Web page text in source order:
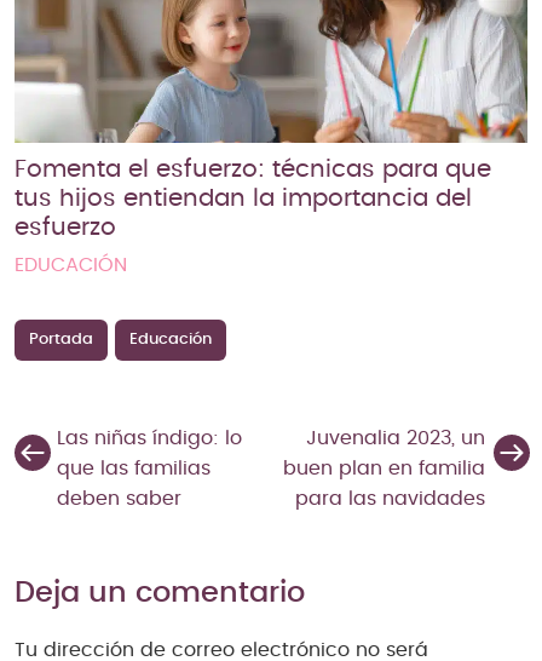
Fomenta el esfuerzo: técnicas para que
tus hijos entiendan la importancia del
esfuerzo
EDUCACIÓN
Portada Educación
Las niñas índigo: lo
que las familias
deben saber
Juvenalia 2023, un
buen plan en familia
para las navidades
Deja un comentario
Tu dirección de correo electrónico no será